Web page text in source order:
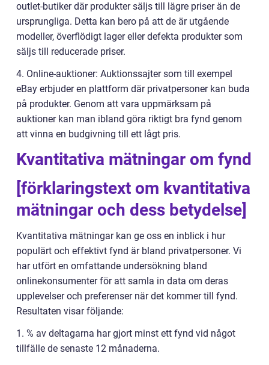
outlet-butiker där produkter säljs till lägre priser än de
ursprungliga. Detta kan bero på att de är utgående
modeller, överflödigt lager eller defekta produkter som
säljs till reducerade priser.
4. Online-auktioner: Auktionssajter som till exempel
eBay erbjuder en plattform där privatpersoner kan buda
på produkter. Genom att vara uppmärksam på
auktioner kan man ibland göra riktigt bra fynd genom
att vinna en budgivning till ett lågt pris.
Kvantitativa mätningar om fynd
[förklaringstext om kvantitativa
mätningar och dess betydelse]
Kvantitativa mätningar kan ge oss en inblick i hur
populärt och effektivt fynd är bland privatpersoner. Vi
har utfört en omfattande undersökning bland
onlinekonsumenter för att samla in data om deras
upplevelser och preferenser när det kommer till fynd.
Resultaten visar följande:
1. % av deltagarna har gjort minst ett fynd vid något
tillfälle de senaste 12 månaderna.